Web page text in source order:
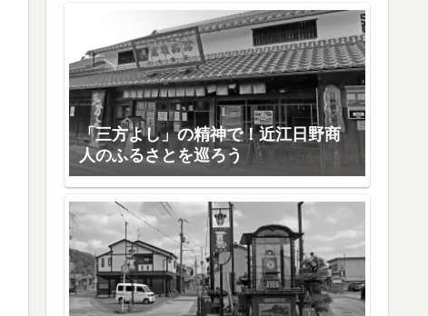
「三方よし」の精神で！近江日野商
人のふるさとを巡ろう